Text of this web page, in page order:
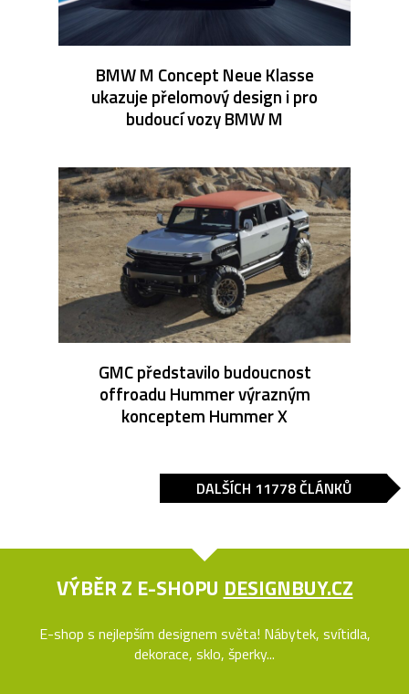
BMW M Concept Neue Klasse
ukazuje přelomový design i pro
budoucí vozy BMW M
GMC představilo budoucnost
offroadu Hummer výrazným
konceptem Hummer X
DALŠÍCH 11778 ČLÁNKŮ
VÝBĚR Z E-SHOPU DESIGNBUY.CZ
E-shop s nejlepším designem světa! Nábytek, svítidla,
dekorace, sklo, šperky...